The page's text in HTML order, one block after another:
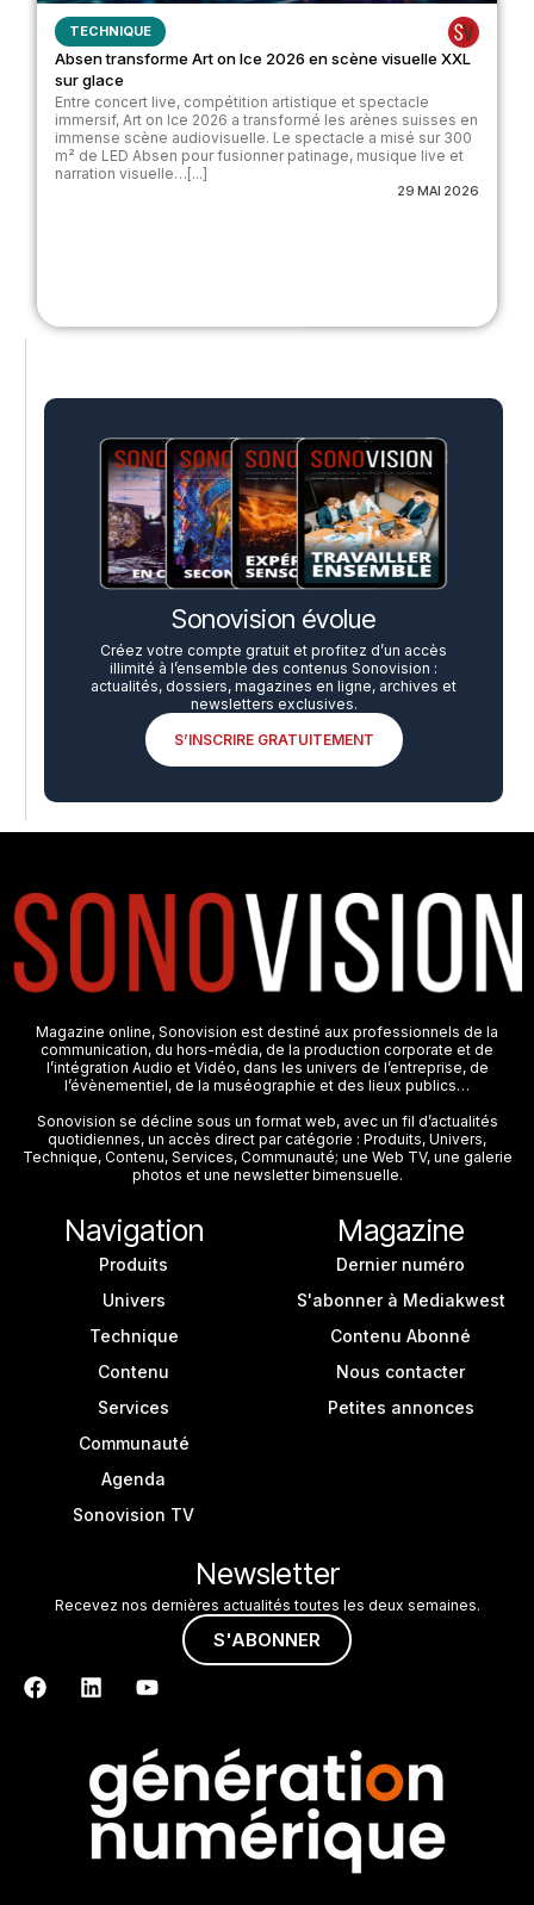
TECHNIQUE
Absen transforme Art on Ice 2026 en scène visuelle XXL
sur glace
Entre concert live, compétition artistique et spectacle
immersif, Art on Ice 2026 a transformé les arènes suisses en
immense scène audiovisuelle. Le spectacle a misé sur 300
m² de LED Absen pour fusionner patinage, musique live et
narration visuelle…[...]
29 MAI 2026
Sonovision évolue
Créez votre compte gratuit et profitez d’un accès
illimité à l’ensemble des contenus Sonovision :
actualités, dossiers, magazines en ligne, archives et
newsletters exclusives.
S’INSCRIRE GRATUITEMENT
Magazine online, Sonovision est destiné aux professionnels de la
communication, du hors-média, de la production corporate et de
l’intégration Audio et Vidéo, dans les univers de l’entreprise, de
l’évènementiel, de la muséographie et des lieux publics…
Sonovision se décline sous un format web, avec un fil d’actualités
quotidiennes, un accès direct par catégorie : Produits, Univers,
Technique, Contenu, Services, Communauté; une Web TV, une galerie
photos et une newsletter bimensuelle.
Navigation
Produits
Univers
Technique
Contenu
Services
Communauté
Agenda
Sonovision TV
Magazine
Dernier numéro
S'abonner à Mediakwest
Contenu Abonné
Nous contacter
Petites annonces
Newsletter
Recevez nos dernières actualités toutes les deux semaines.
S'ABONNER